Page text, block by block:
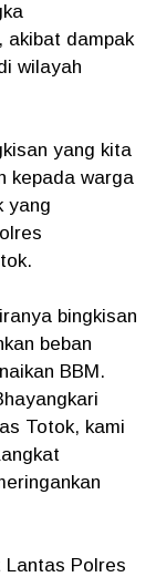
akibat dampak
wilayah
yang kita
kepada warga
yang
bingkisan
beban
BBM.
Totok, kami
Polres